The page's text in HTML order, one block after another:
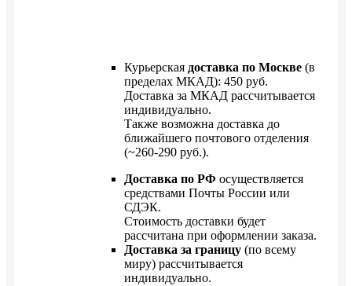
Курьерская доставка по Москве (в
пределах МКАД): 450 руб.
Доставка за МКАД рассчитывается
индивидуально.
Также возможна доставка до
ближайшего почтового отделения
(~260-290 руб.).
Доставка по РФ осуществляется
средствами Почты России или
СДЭК.
Стоимость доставки будет
рассчитана при оформлении заказа.
Доставка за границу (по всему
миру) рассчитывается
индивидуально.